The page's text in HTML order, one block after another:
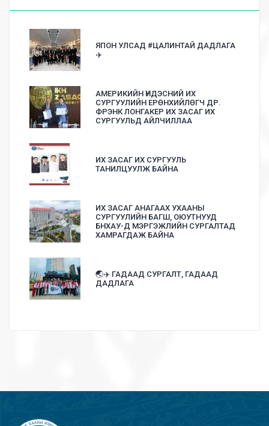
ЯПОН УЛСАД #ЦАЛИНТАЙ ДАДЛАГА
✈️
АМЕРИКИЙН ҮНДЭСНИЙ ИХ
СУРГУУЛИЙН ЕРӨНХИЙЛӨГЧ ДР.
ФРЭНК ЛОНГАКЕР ИХ ЗАСАГ ИХ
СУРГУУЛЬД АЙЛЧИЛЛАА
ИХ ЗАСАГ ИХ СУРГУУЛЬ
ТАНИЛЦУУЛЖ БАЙНА
ИХ ЗАСАГ АНАГААХ УХААНЫ
СУРГУУЛИЙН БАГШ, ОЮУТНУУД
БНХАУ-Д МЭРГЭЖЛИЙН СУРГАЛТАД
ХАМРАГДАЖ БАЙНА
🌏✈️ ГАДААД СУРГАЛТ, ГАДААД
ДАДЛАГА